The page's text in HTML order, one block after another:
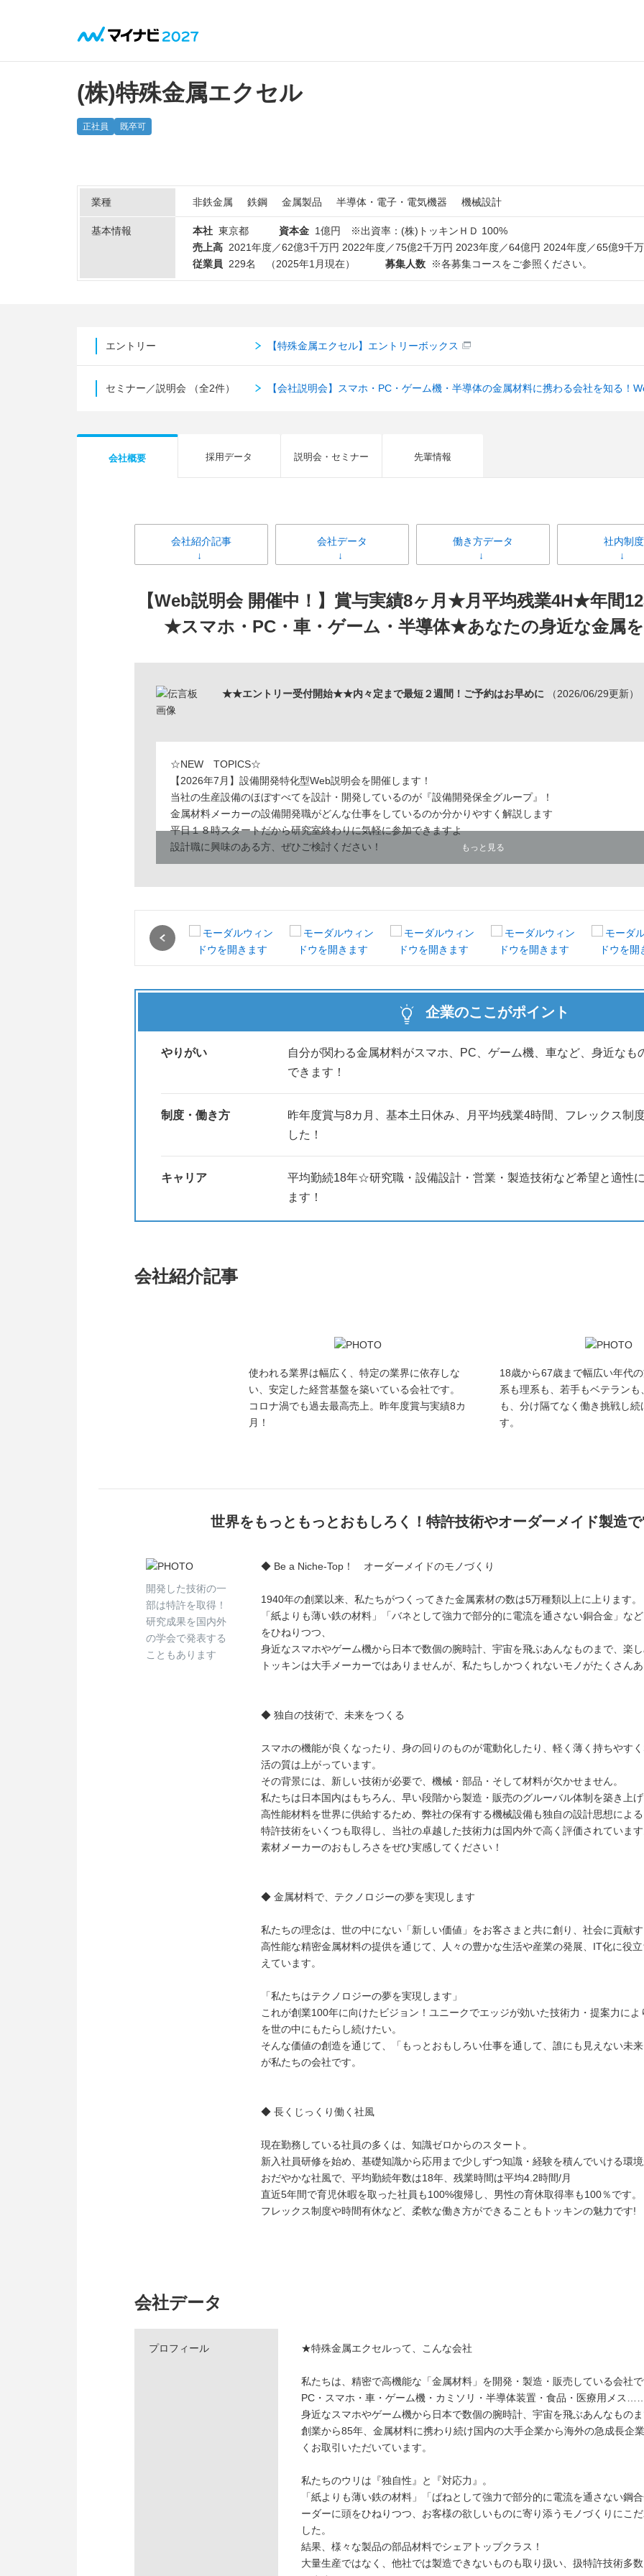
(株)特殊金属エクセル
正社員 既卒可
業種 非鉄金属 鉄鋼 金属製品 半導体・電子・電気機器 機械設計
基本情報 本社 東京都 資本金 1億円 ※出資率：(株)トッキンＨＤ 100%
売上高 2021年度／62億3千万円 2022年度／75億2千万円 2023年度／64億円 2024年度／65億9千
従業員
229名 （2025年1月現在） 募集人数 ※各募集コースをご参照ください。
エントリー 【特殊金属エクセル】エントリーボックス
セミナー／説明会 （全2件） 【会社説明会】スマホ・PC・ゲーム機・半導体の金属材料に携わる会社を知る！
会社概要 採用データ 説明会・セミナー 先輩情報
会社紹介記事 会社データ 働き方データ 社内制度
【Web説明会 開催中！】賞与実績8ヶ月★月平均残業4H★年間
★スマホ・PC・車・ゲーム・半導体★あなたの身近な金属を
★★エントリー受付開始★★内々定まで最短２週間！ご予約はお早めに （2026/06/29更新）
☆NEW TOPICS☆
【2026年7月】設備開発特化型Web説明会を開催します！
当社の生産設備のほぼすべてを設計・開発しているのが『設備開発保全グループ』！
金属材料メーカーの設備開発職がどんな仕事をしているのか分かりやすく解説します
平日１８時スタートだから研究室終わりに気軽に参加できますよ
設計職に興味のある方、ぜひご検討ください！
こんにちは！特殊金属エクセル採用担当です。
私たちはオーダーメイド型の高機能な金属材料メーカーです。
「金属と言われてもピンと来ない…」という方も、大丈夫
どなたでもお気軽にまずはWeb説明会へご参加ください。
もっと見る
企業のここがポイント
やりがい
自分が関わる金属材料がスマホ、PC、ゲーム機、車など、身近なも
できます！
制度・働き方
昨年度賞与8カ月、基本土日休み、月平均残業4時間、フレックス制
した！
キャリア
平均勤続18年☆研究職・設備設計・営業・製造技術など希望と適性
ます！
会社紹介記事
使われる業界は幅広く、特定の業界に依存しな
い、安定した経営基盤を築いている会社です。
コロナ渦でも過去最高売上。昨年度賞与実績8カ
月！
18歳から67歳まで幅広い年代
系も理系も、若手もベテランも
も、分け隔てなく働き挑戦し続
す。
世界をもっともっとおもしろく！特許技術やオーダーメイド製造
開発した技術の一
部は特許を取得！
研究成果を国内外
の学会で発表する
こともあります
◆ Be a Niche-Top！ オーダーメイドのモノづくり
1940年の創業以来、私たちがつくってきた金属素材の数は5万種類以上に上ります。
「紙よりも薄い鉄の材料」「バネとして強力で部分的に電流を通さない銅合金」な
をひねりつつ、
身近なスマホやゲーム機から日本で数個の腕時計、宇宙を飛ぶあんなものまで、楽
トッキンは大手メーカーではありませんが、私たちしかつくれないモノがたくさんあ
◆ 独自の技術で、未来をつくる
スマホの機能が良くなったり、身の回りのものが電動化したり、軽く薄く持ちやす
活の質は上がっています。
その背景には、新しい技術が必要で、機械・部品・そして材料が欠かせません。
私たちは日本国内はもちろん、早い段階から製造・販売のグルーバル体制を築き上げ
高性能材料を世界に供給するため、弊社の保有する機械設備も独自の設計思想による
特許技術をいくつも取得し、当社の卓越した技術力は国内外で高く評価されています
素材メーカーのおもしろさをぜひ実感してください！
◆ 金属材料で、テクノロジーの夢を実現します
私たちの理念は、世の中にない「新しい価値」をお客さまと共に創り、社会に貢献す
高性能な精密金属材料の提供を通じて、人々の豊かな生活や産業の発展、IT化に役
えています。
「私たちはテクノロジーの夢を実現します」
これが創業100年に向けたビジョン！ユニークでエッジが効いた技術力・提案力によ
を世の中にもたらし続けたい。
そんな価値の創造を通じて、「もっとおもしろい仕事を通して、誰にも見えない未
が私たちの会社です。
◆ 長くじっくり働く社風
現在勤務している社員の多くは、知識ゼロからのスタート。
新入社員研修を始め、基礎知識から応用まで少しずつ知識・経験を積んでいける環境
おだやかな社風で、平均勤続年数は18年、残業時間は平均4.2時間/月
直近5年間で育児休暇を取った社員も100%復帰し、男性の育休取得率も100％です。
フレックス制度や時間有休など、柔軟な働き方ができることもトッキンの魅力です!
会社データ
プロフィール ★特殊金属エクセルって、こんな会社
私たちは、精密で高機能な「金属材料」を開発・製造・販売している会社で
PC・スマホ・車・ゲーム機・カミソリ・半導体装置・食品・医療用メス……
身近なスマホやゲーム機から日本で数個の腕時計、宇宙を飛ぶあんなもの
創業から85年、金属材料に携わり続け国内の大手企業から海外の急成長企
くお取引いただいています。
私たちのウリは『独自性』と『対応力』。
「紙よりも薄い鉄の材料」「ばねとして強力で部分的に電流を通さない鋼
ーダーに頭をひねりつつ、お客様の欲しいものに寄り添うモノづくりにこ
した。
結果、様々な製品の部品材料でシェアトップクラス！
大量生産ではなく、他社では製造できないものも取り扱い、扱特許技術多